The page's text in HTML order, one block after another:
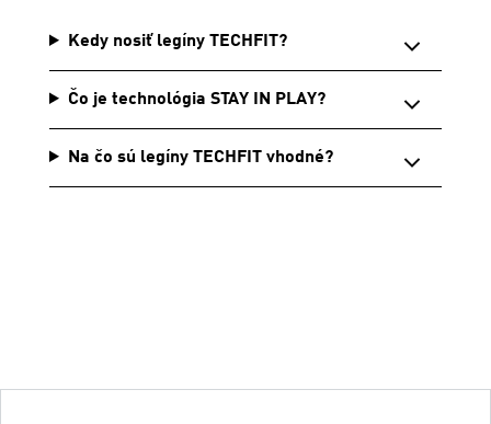
Kedy nosiť legíny TECHFIT?
Čo je technológia STAY IN PLAY?
Na čo sú legíny TECHFIT vhodné?